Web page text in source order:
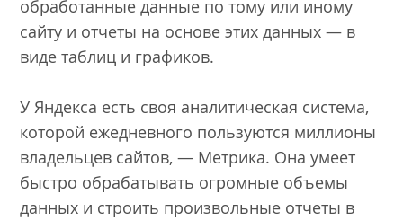
обработанные данные по тому или иному
сайту и отчеты на основе этих данных — в
виде таблиц и графиков.
У Яндекса есть своя аналитическая система,
которой ежедневного пользуются миллионы
владельцев сайтов, — Метрика. Она умеет
быстро обрабатывать огромные объемы
данных и строить произвольные отчеты в